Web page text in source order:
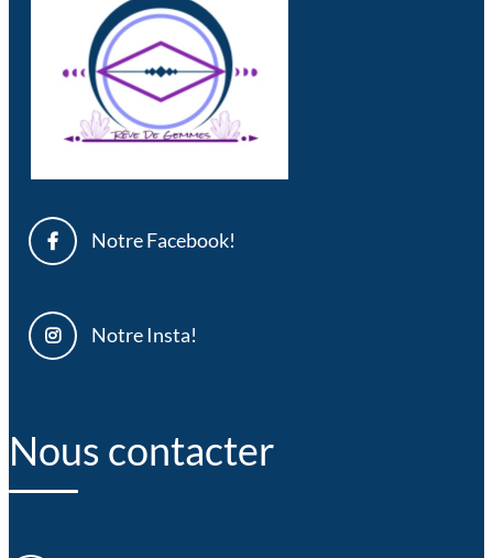
Notre Facebook!
Notre Insta!
Nous contacter